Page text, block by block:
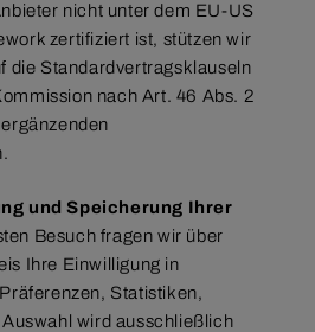
nicht unter dem EU-US
zertifiziert ist, stützen wir
die Standardvertragsklauseln
nach Art. 46 Abs. 2
und Speicherung Ihrer
Besuch fragen wir über
Ihre Einwilligung in
Statistiken,
wird ausschließlich